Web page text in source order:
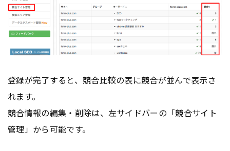
登録が完了すると、競合比較の表に競合が並んで表示さ
れます。
競合情報の編集・削除は、左サイドバーの「競合サイト
管理」から可能です。